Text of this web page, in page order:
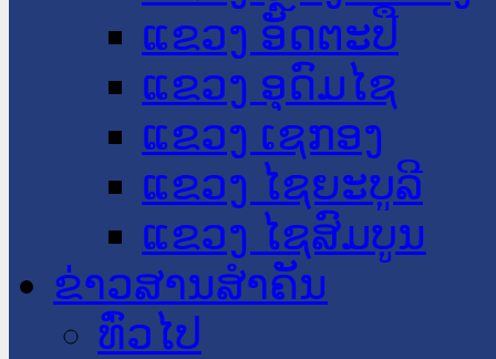
ແຂວງ ອັດຕະປື
ແຂວງ ອຸດົມໄຊ
ແຂວງ ເຊກອງ
ແຂວງ ໄຊຍະບູລີ
ແຂວງ ໄຊສົມບູນ
ຂ່າວສານສໍາຄັນ
​ທົ່ວ​ໄປ